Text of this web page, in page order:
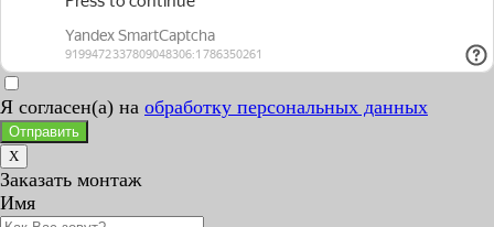
Я согласен(а) на обработку персональных данных
Отправить
X
Заказать монтаж
Имя